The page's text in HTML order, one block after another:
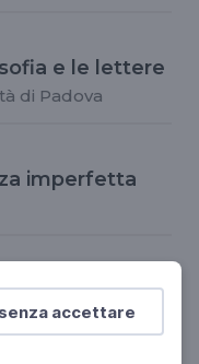
accettare
e le lettere
di Padova
imperfetta